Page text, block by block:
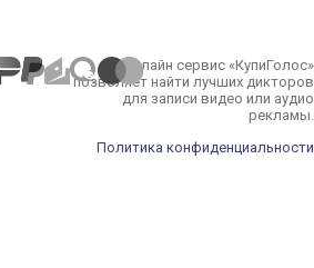
Онлайн сервис «КупиГолос»
позволяет найти лучших дикторов
для записи видео или аудио
рекламы.
Политика конфиденциальности